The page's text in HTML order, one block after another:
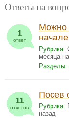
Ответы на
1
ответ
Можно
Рубрика:
месяца
Разделы:
11
ответов
Посев
Рубрика:
назад